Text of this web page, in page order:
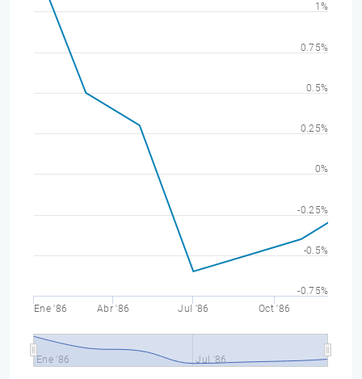
Ene '86 Abr '86 Jul '86 Oct '86
Ene '86 Jul '86
-0.75%
-0.5%
-0.25%
0%
0.25%
0.5%
0.75%
1%